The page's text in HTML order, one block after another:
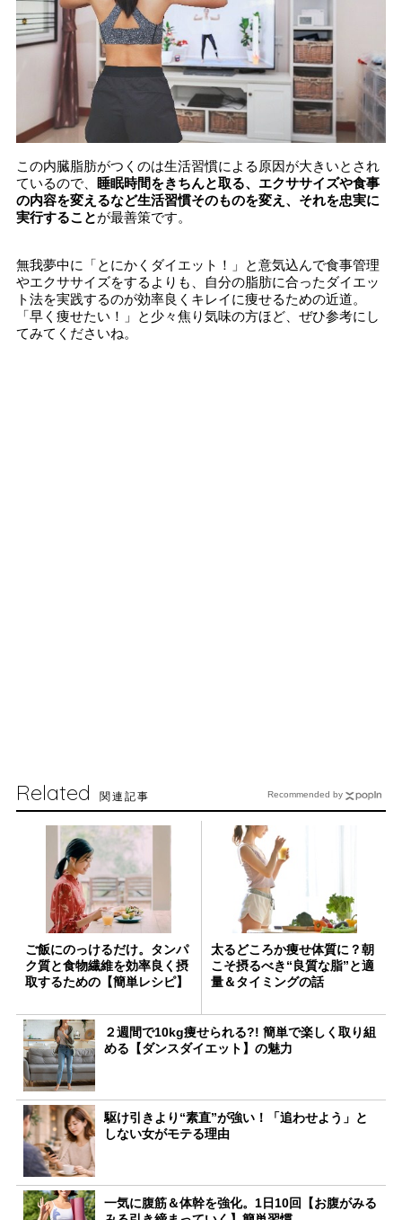
この内臓脂肪がつくのは生活習慣による原因が大きいとされ
ているので、
睡眠時間をきちんと取る、エクササイズや食事
の内容を変えるなど生活習慣そのものを変え、それを忠実に
実行することが最善策です。
無我夢中に「とにかくダイエット！」と意気込んで食事管理
やエクササイズをするよりも、自分の脂肪に合ったダイエッ
ト法を実践するのが効率良くキレイに痩せるための近道。
「早く痩せたい！」と少々焦り気味の方ほど、ぜひ参考にし
てみてくださいね。
Related 関連記事
ご飯にのっけるだけ。タンパ
ク質と食物繊維を効率良く摂
取するための【簡単レシピ】
太るどころか痩せ体質に？朝
こそ摂るべき“良質な脂”と適
量＆タイミングの話
２週間で10kg痩せられる?! 簡単で楽しく取り組
める【ダンスダイエット】の魅力
駆け引きより“素直”が強い！「追わせよう」と
しない女がモテる理由
一気に腹筋＆体幹を強化。1日10回【お腹がみる
Recommended by